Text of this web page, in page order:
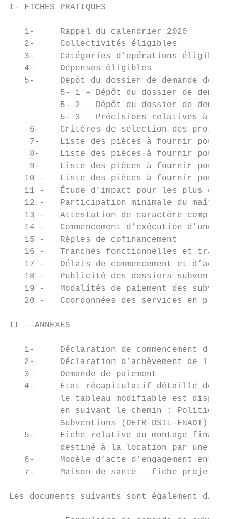
I- FICHES PRATIQUES
1-     Rappel du calendrier 2020
2-     Collectivités éligibles
3-     Catégories d’opérations
4-     Dépenses éligibles
5-     Dépôt du dossier de demande de
5- 1 – Dépôt du dossier de
5- 2 – Dépôt du dossier de
5- 3 – Précisions relatives à
6-    Critères de sélection des
7-    Liste des pièces à fournir pour
8-    Liste des pièces à fournir pour
9-    Liste des pièces à fournir pour
10 -   Liste des pièces à fournir pour
11 -   Étude d’impact pour les plus
12 -   Participation minimale du
13 -   Attestation de caractère
14 -   Commencement d’exécution d’une
15 -   Règles de cofinancement
16 -   Tranches fonctionnelles et
17 -   Délais de commencement et
18 -   Publicité des dossiers
19 -   Modalités de paiement des
20 -   Coordonnées des services en
II - ANNEXES
1-     Déclaration de commencement
2-     Déclaration d’achèvement de
3-     Demande de paiement
4-     État récapitulatif détaillé des
le tableau modifiable est
en suivant le chemin :
          Subventions (DETR-DSIL-FNADT)
5-     Fiche relative au montage
destiné à la location par une
6-     Modèle d’acte d’engagement
7-     Maison de santé – fiche projet
Les documents suivants sont également